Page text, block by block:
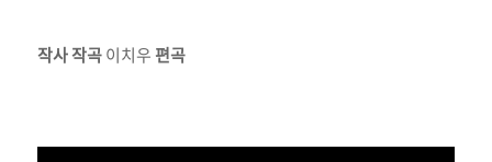
작사작곡이치우 편곡